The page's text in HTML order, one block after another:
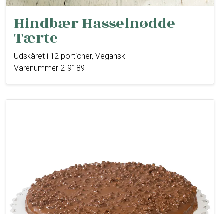
Hindbær Hasselnødde
Tærte
Udskåret i 12 portioner, Vegansk
Varenummer 2-9189